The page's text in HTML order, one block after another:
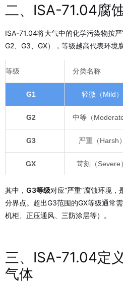
二、ISA-71.04腐
ISA-71.04将大气中的化学污染物按严
G2、G3、GX），等级越高代表环境
等级 分类名称
G1 轻微（Mild）
G2 中等（Moderate
G3 严重（Harsh）
GX 苛刻（Severe）
其中， G3等级对应“严重”腐蚀环境
分界点。超出G3范围的GX等级通常
机柜、正压通风、三防涂层等）。
三、ISA-71.04定
气体